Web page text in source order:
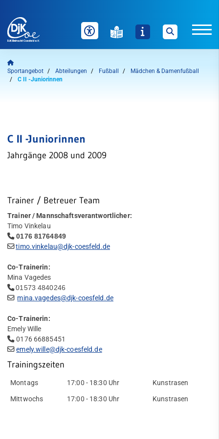
Sportangebot Abteilungen Fußball
Mädchen & Damenfußball
C II -Juniorinnen
C II -Juniorinnen
Jahrgänge 2008 und 2009
Trainer / Betreuer Team
Trainer / Mannschaftsverantwortlicher:
Timo Vinkelau
0176 81764849
timo.vinkelau@djk-coesfeld.de
Co-Trainerin:
Mina Vagedes
01573 4840246
mina.vagedes@djk-coesfeld.de
Co-Trainerin:
Emely Wille
0176 66885451
emely.wille@djk-coesfeld.de
Trainingszeiten
Montags 17:00 - 18:30 Uhr
Kunstrasen
Mittwochs
17:00 - 18:30 Uhr Kunstrasen
Unser Verein
Fußball
Mädchen & Damenfußball
Ansprechpartner
1. Damenmannschaft
D I -Juniorinnen
E-Juniorinnen
F-Juniorinnen
Sie können zwischen "Sportangebote" und "Webseite" über
Sportangebote finden
Quicklinks
Abteilungen
Angebote mobile
Angebote SportWelt
mobile
Kinder & Jugendliche
Erwachsene